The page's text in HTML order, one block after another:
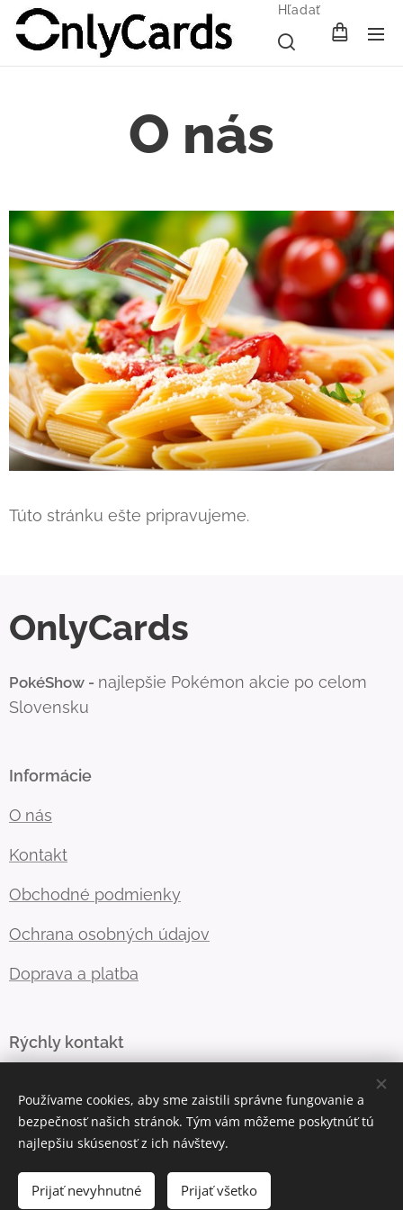
Hľadať
O nás
Túto stránku ešte pripravujeme.
OnlyCards
PokéShow - najlepšie Pokémon akcie po celom
Slovensku
Informácie
O nás
Kontakt
Obchodné podmienky
Ochrana osobných údajov
Doprava a platba
Rýchly kontakt
0944 155 770
Cookies
Používame cookies, aby sme zaistili správne fungovanie a
bezpečnosť našich stránok. Tým vám môžeme poskytnúť tú
najlepšiu skúsenosť z ich návštevy.
Prijať nevyhnutné Prijať všetko